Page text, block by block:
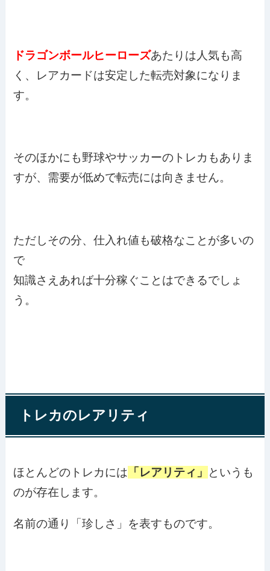
ドラゴンボールヒーローズあたりは人気も高
く、レアカードは安定した転売対象になりま
す。
そのほかにも野球やサッカーのトレカもありま
すが、需要が低めで転売には向きません。
ただしその分、仕入れ値も破格なことが多いの
で
知識さえあれば十分稼ぐことはできるでしょ
う。
トレカのレアリティ
ほとんどのトレカには 「レアリティ」
というも
のが存在します。
名前の通り「珍しさ」を表すものです。